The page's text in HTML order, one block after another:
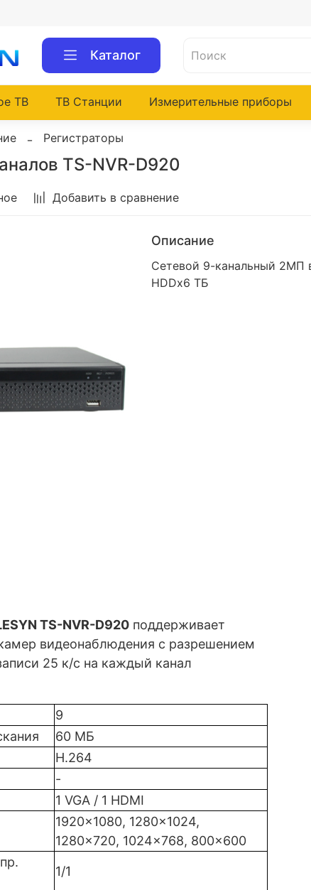
Каталог
ТВ ТВ Станции Измерительные приборы
Регистраторы
TS-NVR-D920
Добавить в сравнение
Описание
Сетевой 9-канальный 2МП
HDDx6 ТБ
TS-NVR-D920 поддерживает
видеонаблюдения с разрешением
25 к/с на каждый канал
9
60 МБ
Н.264
-
1 VGA / 1 HDMI
1920x1080, 1280x1024,
1280x720, 1024x768, 800x600
1/1